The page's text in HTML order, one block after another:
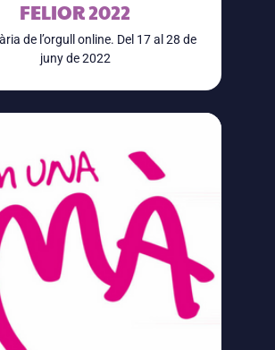
FELIOR 2022
de l’orgull online. Del 17 al 28 de
juny de 2022